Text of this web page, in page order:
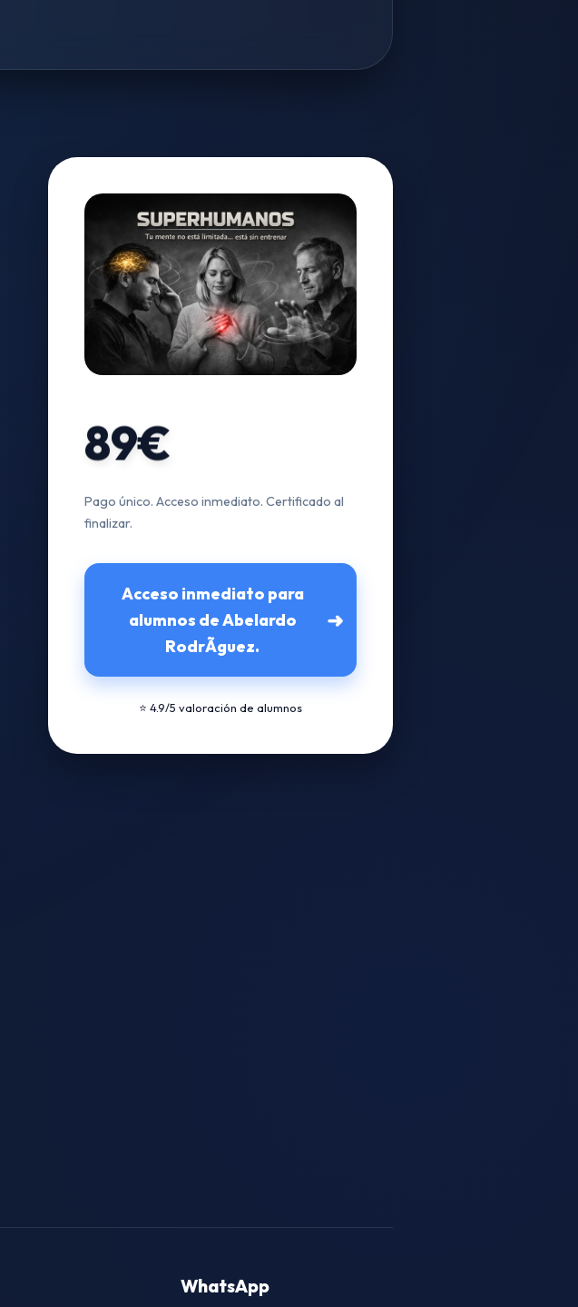
89€
Pago único. Acceso inmediato. Certificado al
finalizar.
Acceso inmediato para
alumnos de Abelardo
RodrÃ­guez.
➜
⭐ 4.9/5 valoración de alumnos
WhatsApp